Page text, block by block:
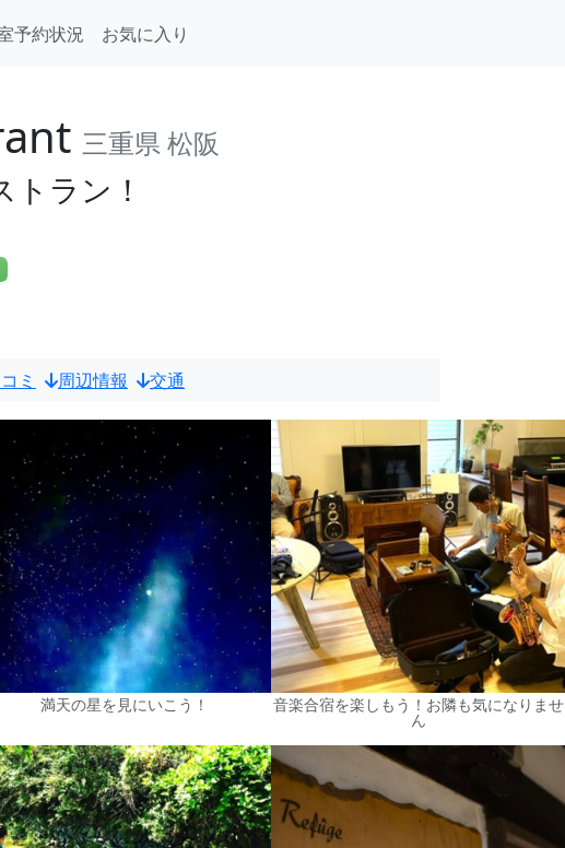
予約状況
お気に入り
三重県 松阪
ラン！
ミ 周辺情報 交通
満天の星を見にいこう！ 音楽合宿を楽しもう！お隣も気になりませ
ん